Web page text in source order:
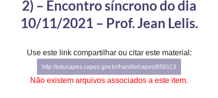
Secretaria-Geral
Gabinete de Segurança Institucional
Advocacia-Geral da União
2) – Encontro síncrono do dia
10/11/2021 – Prof. Jean Lelis.
Use este link compartilhar ou citar este material:
http://educapes.capes.gov.br/handle/capes/650113
Não existem arquivos associados a este item.